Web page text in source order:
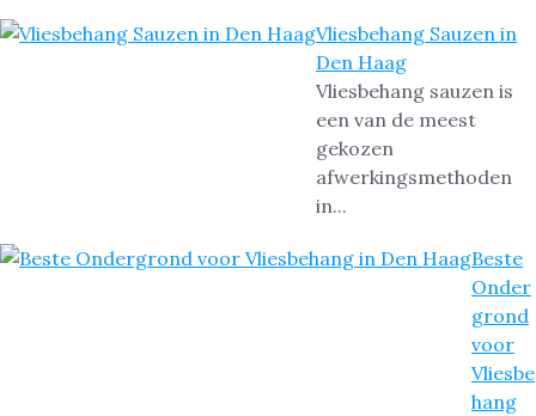
Vliesbehang Sauzen in
Den Haag
Vliesbehang sauzen is
een van de meest
gekozen
afwerkingsmethoden
in...
Beste
Onder
grond
voor
Vliesbe
hang